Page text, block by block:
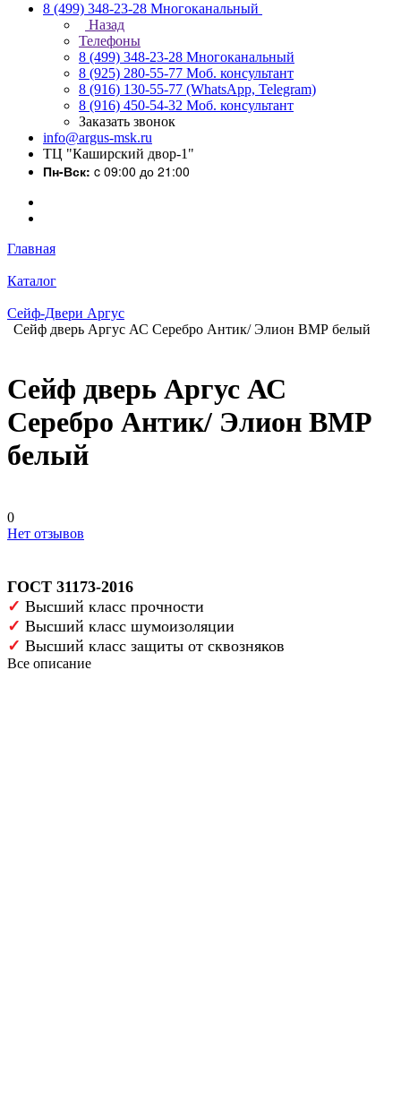
8 (499) 348-23-28 Многоканальный
Назад
Телефоны
8 (499) 348-23-28 Многоканальный
8 (925) 280-55-77 Моб. консультант
8 (916) 130-55-77 (WhatsApp, Telegram)
8 (916) 450-54-32 Моб. консультант
Заказать звонок
info@argus-msk.ru
ТЦ "Каширский двор-1"
Пн-Вск: c 09:00 до 21:00
Главная
Каталог
Сейф-Двери Аргус
Сейф дверь Аргус АС Серебро Антик/ Элион ВМР белый
Сейф дверь Аргус АС
Серебро Антик/ Элион ВМР
белый
0
Нет отзывов
ГОСТ 31173-2016
✓ Высший класс прочности
✓ Высший класс шумоизоляции
✓ Высший класс защиты от сквозняков
Все описание